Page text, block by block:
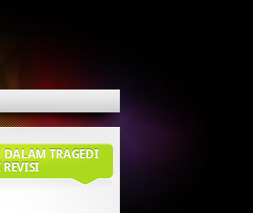
DALAM TRAGEDI